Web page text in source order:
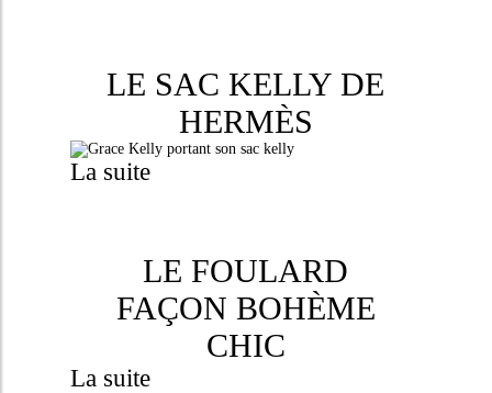
LE SAC KELLY DE
HERMÈS
La suite
LE FOULARD
FAÇON BOHÈME
CHIC
La suite